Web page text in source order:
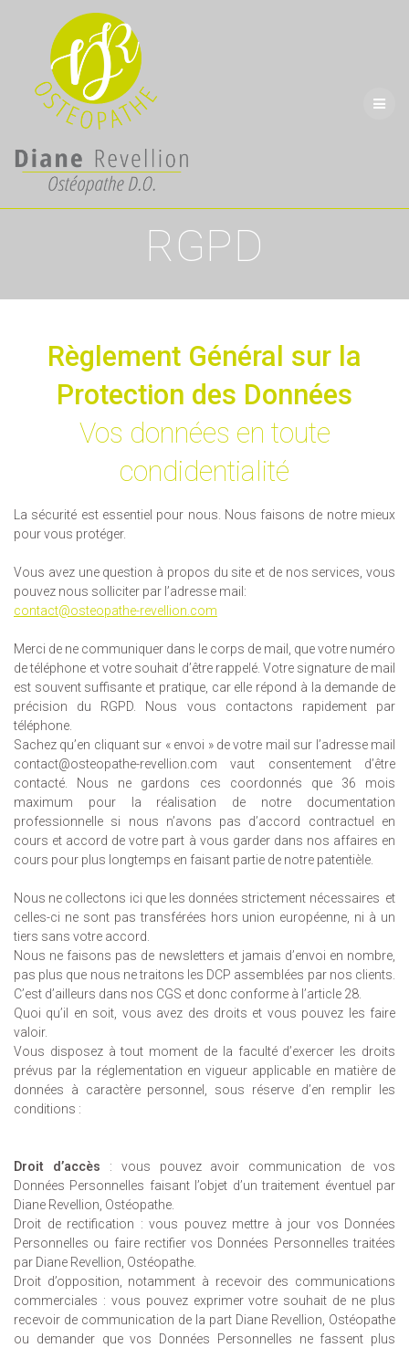
RGPD
Règlement Général sur la
Protection des Données
Vos données en toute
condidentialité
La sécurité est essentiel pour nous. Nous faisons de notre mieux
pour vous protéger.
Vous avez une question à propos du site et de nos services, vous
pouvez nous solliciter par l’adresse mail:
contact@osteopathe-revellion.com
Merci de ne communiquer dans le corps de mail, que votre numéro
de téléphone et votre souhait d’être rappelé. Votre signature de mail
est souvent suffisante et pratique, car elle répond à la demande de
précision du RGPD. Nous vous contactons rapidement par
téléphone.
Sachez qu’en cliquant sur « envoi » de votre mail sur l’adresse mail
contact@osteopathe-revellion.com vaut consentement d’être
contacté. Nous ne gardons ces coordonnés que 36 mois
maximum pour la réalisation de notre documentation
professionnelle si nous n’avons pas d’accord contractuel en
cours et accord de votre part à vous garder dans nos affaires en
cours pour plus longtemps en faisant partie de notre patentièle.
Nous ne collectons ici que les données strictement nécessaires et
celles-ci ne sont pas transférées hors union européenne, ni à un
tiers sans votre accord.
Nous ne faisons pas de newsletters et jamais d’envoi en nombre,
pas plus que nous ne traitons les DCP assemblées par nos clients.
C’est d’ailleurs dans nos CGS et donc conforme à l’article 28.
Quoi qu’il en soit, vous avez des droits et vous pouvez les faire
valoir.
Vous disposez à tout moment de la faculté d’exercer les droits
prévus par la réglementation en vigueur applicable en matière de
données à caractère personnel, sous réserve d’en remplir les
conditions :
Droit d’accès : vous pouvez avoir communication de vos
Données Personnelles faisant l’objet d’un traitement éventuel par
Diane Revellion, Ostéopathe.
Droit de rectification : vous pouvez mettre à jour vos Données
Personnelles ou faire rectifier vos Données Personnelles traitées
par Diane Revellion, Ostéopathe.
Droit d’opposition, notamment à recevoir des communications
commerciales : vous pouvez exprimer votre souhait de ne plus
recevoir de communication de la part Diane Revellion, Ostéopathe
ou demander que vos Données Personnelles ne fassent plus